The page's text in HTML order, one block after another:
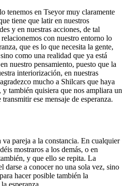
tenemos en Tseyor muy claramente
tiene que latir en nuestros
y en nuestras acciones, de tal
con nuestro entorno lo
que es lo que necesita la gente,
como una realidad que ya está
nuestro pensamiento, puesto que la
interiorización, en nuestras
mucho a Shilcars que haya
y también quisiera que nos ampliara un
ese mensaje de esperanza.
va pareja a la constancia. En cualquier
mostraros a los demás, o en
y que ello se repita. La
darse a conocer no una sola vez, sino
hacer posible también la
esperanza.